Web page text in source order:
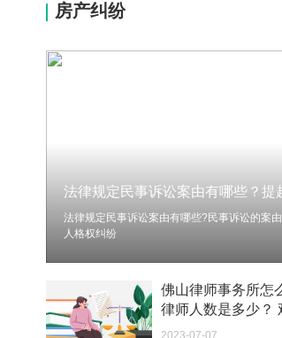
谢！
你好 我想问一下外国人来这里工作没
办？
2023-05-04
房产纠纷
法律规定民事诉讼案由有哪些?民事诉讼的案由
人格权纠纷
佛山律师事务所怎
律师人数是多少？
2023-07-07